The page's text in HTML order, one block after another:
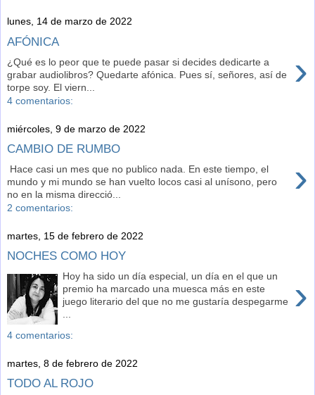
lunes, 14 de marzo de 2022
AFÓNICA
›
¿Qué es lo peor que te puede pasar si decides dedicarte a
grabar audiolibros? Quedarte afónica. Pues sí, señores, así de
torpe soy. El viern...
4 comentarios:
miércoles, 9 de marzo de 2022
CAMBIO DE RUMBO
›
Hace casi un mes que no publico nada. En este tiempo, el
mundo y mi mundo se han vuelto locos casi al unísono, pero
no en la misma direcció...
2 comentarios:
martes, 15 de febrero de 2022
NOCHES COMO HOY
›
Hoy ha sido un día especial, un día en el que un
premio ha marcado una muesca más en este
juego literario del que no me gustaría despegarme
4 comentarios:
martes, 8 de febrero de 2022
TODO AL ROJO